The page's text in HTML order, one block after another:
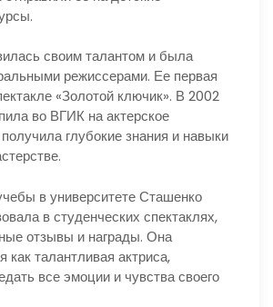
своим талантом и была
режиссерами. Ее первая
«Золотой ключик». В 2002
во ВГИК на актерское
глубокие знания и навыки
в университете Сташенко
в студенческих спектаклях,
отзывы и награды. Она
как талантливая актриса,
все эмоции и чувства своего